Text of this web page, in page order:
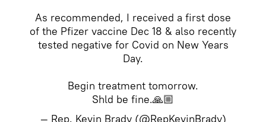
As recommended, I received a first dose
of the Pfizer vaccine Dec 18 & also recently
tested negative for Covid on New Years
Day.
Begin treatment tomorrow.
Shld be fine.🙏🏼
— Rep. Kevin Brady (@RepKevinBrady)